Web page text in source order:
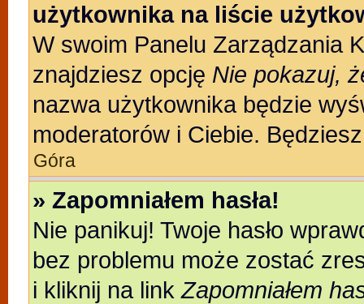
użytkownika na liście
W swoim Panelu Zarządzania
znajdziesz opcję Nie pokazuj,
nazwa użytkownika będzie
moderatorów i Ciebie.
Góra
» Zapomniałem hasła!
Nie panikuj! Twoje hasło
bez problemu może zostać
i kliknij na linkZapomniałem